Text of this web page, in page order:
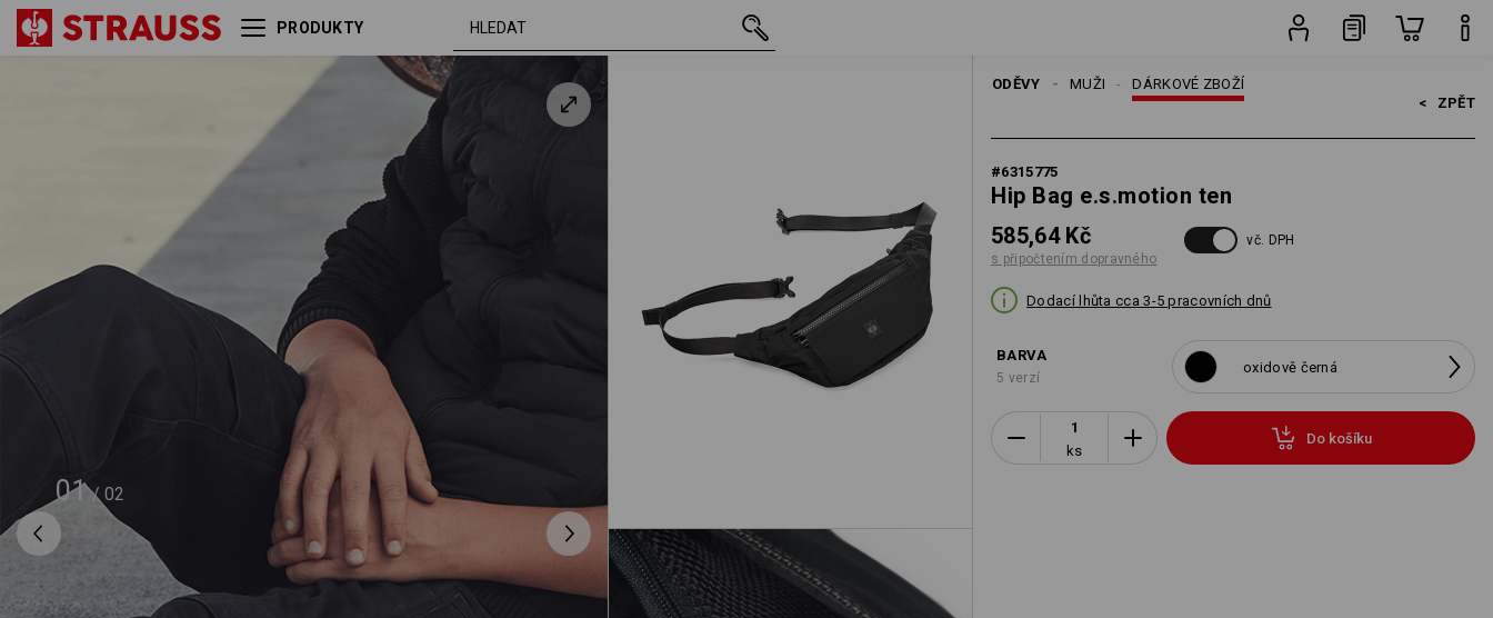
PRODUKTY
01 / 02
ODĚVY DÁRKOVÉ ZBOŽÍ
MUŽI
< ZPĚT
#6315775
Hip Bag e.s.motion ten
585,64 Kč
s připočtením dopravného
vč. DPH
Dodací lhůta cca 3-5 pracovních dnů
BARVA
5 verzí
oxidově černá
ks
Do košíku
Hip Bag e.s.motion ten oxidově černá 585,64 Kč